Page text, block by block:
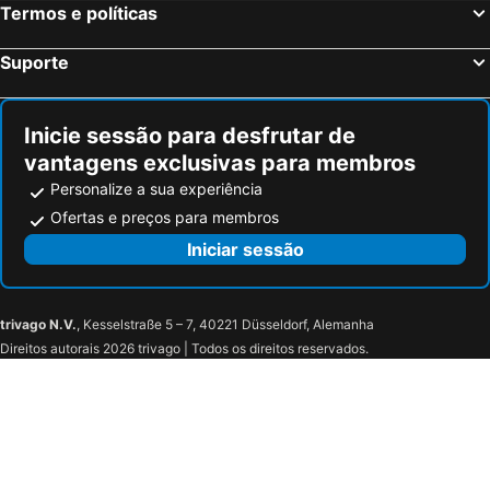
La Grinta
Tivoli Luanda
Hotel Diamante
Pensão Malépo
Prime Inn
Costa
ibis Styles Iu Luanda Talatona Ac Angola
Hotel Coral Da Ilha
Sun Shine
ibis Styles Iu Luanda Cacuaco Wonderful 1 Bed Room Apartment
Belo Horizonte
Termos e políticas
Suporte
Inicie sessão para desfrutar de
vantagens exclusivas para membros
Personalize a sua experiência
Ofertas e preços para membros
Iniciar sessão
trivago N.V., Kesselstraße 5 – 7, 40221 Düsseldorf, Alemanha
Direitos autorais 2026 trivago | Todos os direitos reservados.